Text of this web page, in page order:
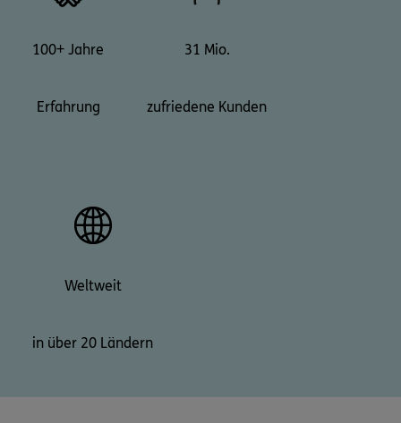
100+ Jahre
Erfahrung
31 Mio.
zufriedene Kunden
Weltweit
in über 20 Ländern